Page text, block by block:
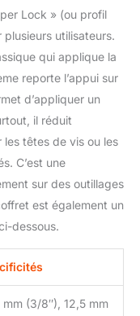
perçage
- TS10 - TS15
- TS27 -
- TS45 |
cannelé
RM5 - RM6 -
(pour
M6 - M8 |
mm:
T (pour
perçage
- T45 - T50 -
T70 |
T (pour
Lock » (ou profil
utilisateurs.
qui applique la
reporte l’appui sur
d’appliquer un
il réduit
les têtes de vis ou les
C’est une
sur des outillages
est également un
dessous.
(3/8″), 12,5 mm